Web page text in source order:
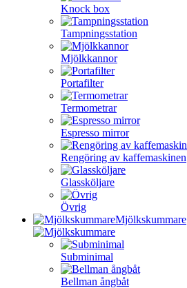
Knock box
Tampningsstation
Mjölkkannor
Portafilter
Termometrar
Espresso mirror
Rengöring av kaffemaskinen
Glassköljare
Övrig
Mjölkskummare
Subminimal
Bellman ångbåt